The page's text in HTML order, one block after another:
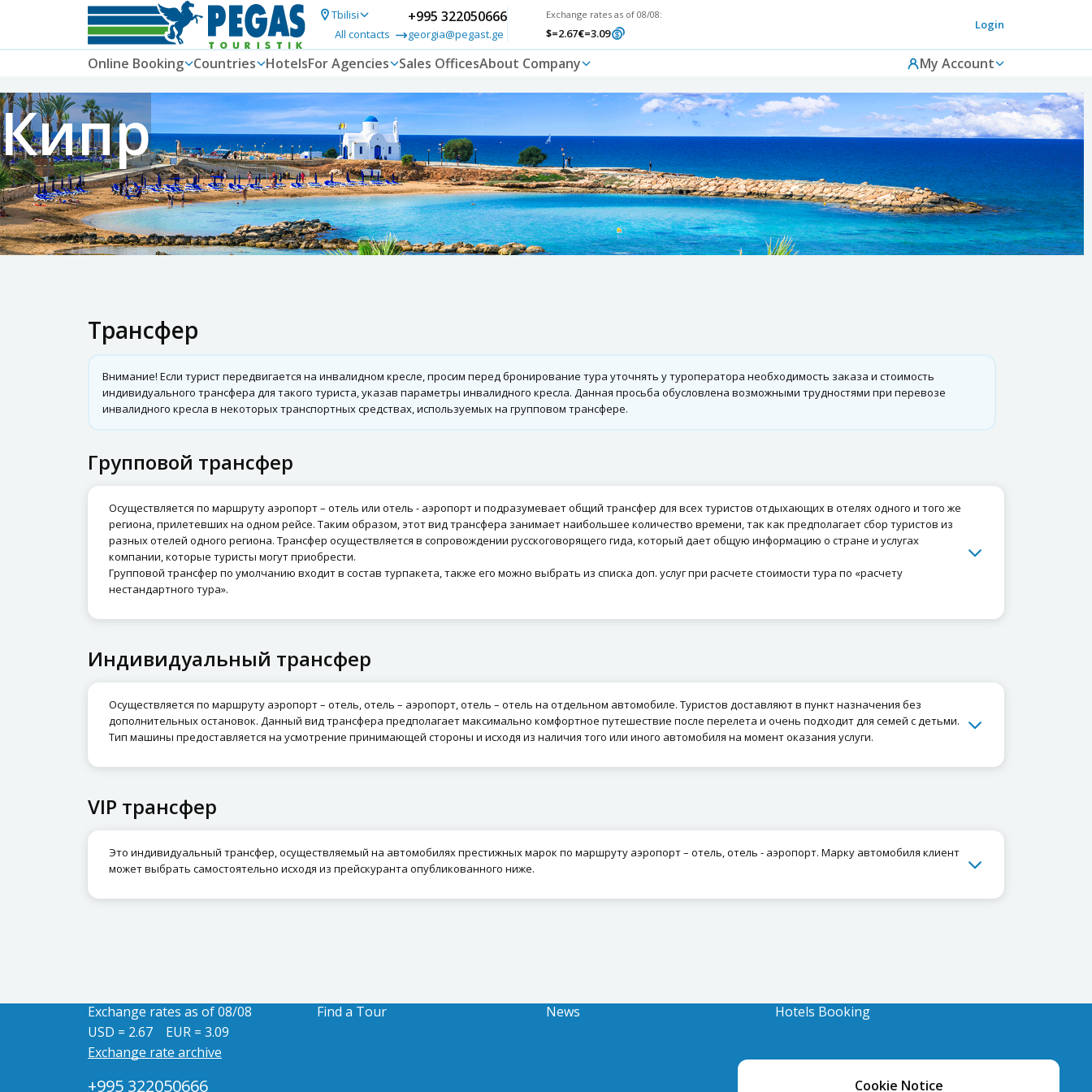
Tbilisi
All contacts
+995 322050666
georgia@pegast.ge
Exchange rates as of 08/08:
$=2.67€=3.09
Login
Online Booking Countries HotelsFor Agencies Sales OfficesAbout Company My Account
Кипр
Трансфер
Внимание! Если турист передвигается на инвалидном кресле, просим перед бронирование тура уточнять у туроператора необходимость заказа и стоимость
индивидуального трансфера для такого туриста, указав параметры инвалидного кресла. Данная просьба обусловлена возможными трудностями при перевозе
инвалидного кресла в некоторых транспортных средствах, используемых на групповом трансфере.
Групповой трансфер
Осуществляется по маршруту аэропорт – отель или отель - аэропорт и подразумевает общий трансфер для всех туристов отдыхающих в отелях одного и того же
региона, прилетевших на одном рейсе. Таким образом, этот вид трансфера занимает наибольшее количество времени, так как предполагает сбор туристов из
разных отелей одного региона. Трансфер осуществляется в сопровождении русскоговорящего гида, который дает общую информацию о стране и услугах
компании, которые туристы могут приобрести.
Групповой трансфер по умолчанию входит в состав турпакета, также его можно выбрать из списка доп. услуг при расчете стоимости тура по «расчету
нестандартного тура».
Индивидуальный трансфер
Осуществляется по маршруту аэропорт – отель, отель – аэропорт, отель – отель на отдельном автомобиле. Туристов доставляют в пункт назначения без
дополнительных остановок. Данный вид трансфера предполагает максимально комфортное путешествие после перелета и очень подходит для семей с детьми.
Тип машины предоставляется на усмотрение принимающей стороны и исходя из наличия того или иного автомобиля на момент оказания услуги.
VIP трансфер
Это индивидуальный трансфер, осуществляемый на автомобилях престижных марок по маршруту аэропорт – отель, отель - аэропорт. Марку автомобиля клиент
может выбрать самостоятельно исходя из прейскуранта опубликованного ниже.
Cookie Notice
Exchange rates as of 08/08
USD = 2.67
EUR = 3.09
Exchange rate archive
+995 322050666
Find a Tour News Hotels Booking